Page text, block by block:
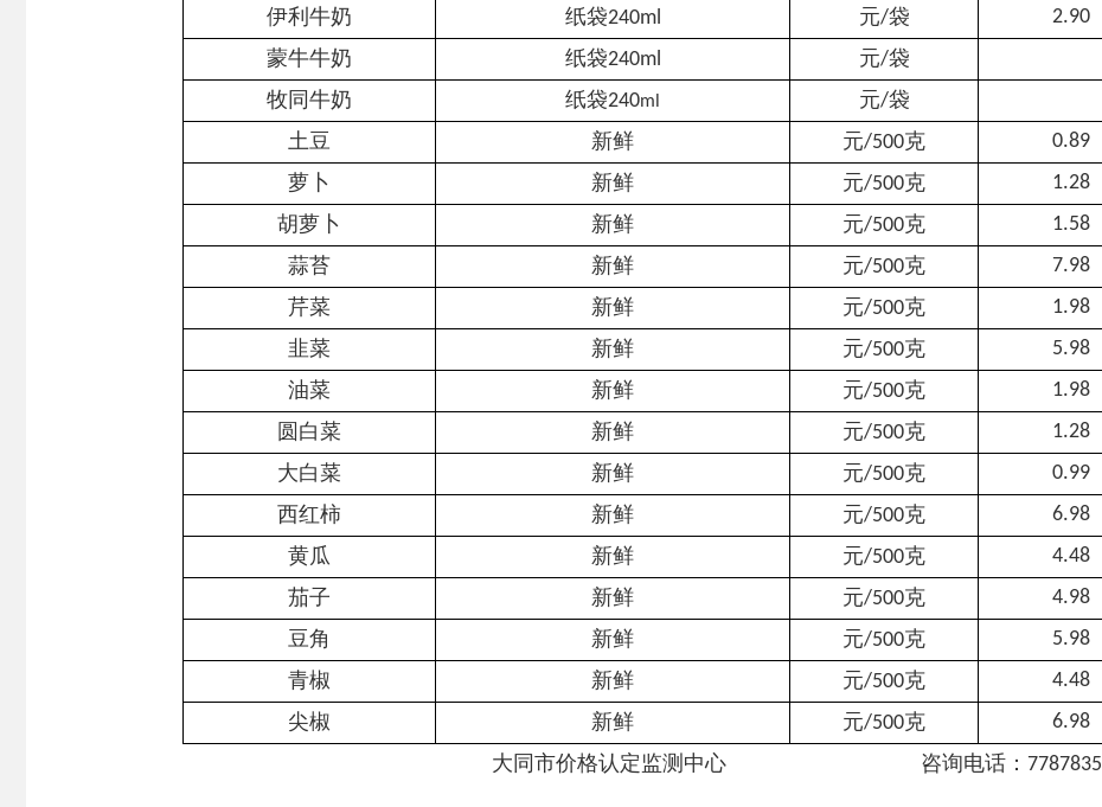
伊利 牛奶 纸袋240ml 元/袋 2.90
蒙牛牛奶 纸袋240ml 元/袋
牧同牛奶
纸袋240ml 元/袋
土豆
新鲜 元/500克 0.89
萝卜 新鲜 元/500克 1.28
胡萝卜 新鲜 元/500克 1.58
蒜苔 新鲜 元/500克 7.98
芹菜 新鲜 元/500克 1.98
韭菜 新鲜 元/500克 5.98
油菜 新鲜 元/500克 1.98
圆白菜 新鲜 元/500克 1.28
大白菜 新鲜 元/500克 0.99
西红柿 新鲜 元/500克 6.98
黄瓜 新鲜 元/500克 4.48
茄子 新鲜 元/500克 4.98
豆角 新鲜 元/500克 5.98
青椒 新鲜 元/500克 4.48
尖椒 新鲜 元/500克 6.98
大同市价格认定 监测中心 咨询电话： 7787835